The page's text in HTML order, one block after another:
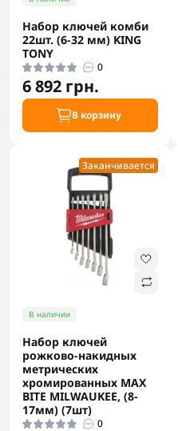
Набор ключей комби
22шт. (6-32 мм) KING
TONY
0
6 892 грн.
В корзину
Заканчивается
В наличии
Набор ключей
рожково-накидных
метрических
хромированных MAX
BITE MILWAUKEE, (8-
17мм) (7шт)
0